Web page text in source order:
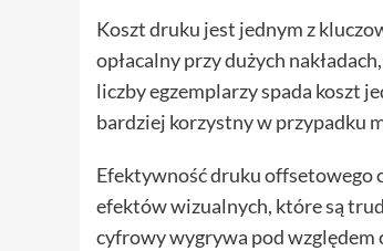
Koszt druku jest jednym z
opłacalny przy dużych
liczby egzemplarzy spada koszt
bardziej korzystny w przypadku
Efektywność druku offsetowego
efektów wizualnych, które są
cyfrowy wygrywa pod względem